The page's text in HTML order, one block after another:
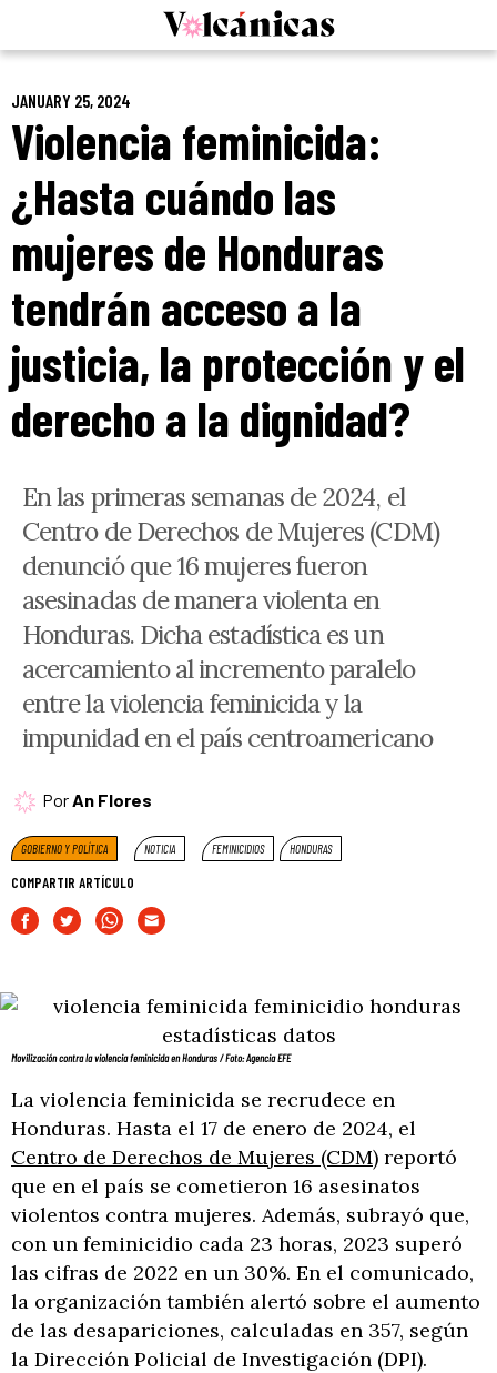
JANUARY 25, 2024
Violencia feminicida:
¿Hasta cuándo las
mujeres de Honduras
tendrán acceso a la
justicia, la protección y el
derecho a la dignidad?
En las primeras semanas de 2024, el
Centro de Derechos de Mujeres (CDM)
denunció que 16 mujeres fueron
asesinadas de manera violenta en
Honduras. Dicha estadística es un
acercamiento al incremento paralelo
entre la violencia feminicida y la
impunidad en el país centroamericano
PorAn Flores
GOBIERNO Y POLÍTICA NOTICIA FEMINICIDIOS HONDURAS
COMPARTIR ARTÍCULO
Movilización contra la violencia feminicida en Honduras / Foto: Agencia EFE
La violencia feminicida se recrudece en
Honduras. Hasta el 17 de enero de 2024, el
Centro de Derechos de Mujeres (CDM) reportó
que en el país se cometieron 16 asesinatos
violentos contra mujeres. Además, subrayó que,
con un feminicidio cada 23 horas, 2023 superó
las cifras de 2022 en un 30%. En el comunicado,
la organización también alertó sobre el aumento
de las desapariciones, calculadas en 357, según
la Dirección Policial de Investigación (DPI).